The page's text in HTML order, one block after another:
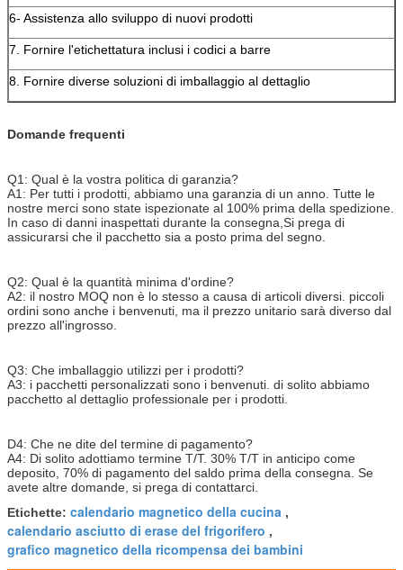
6- Assistenza allo sviluppo di nuovi prodotti
7. Fornire l'etichettatura inclusi i codici a barre
8. Fornire diverse soluzioni di imballaggio al dettaglio
Domande frequenti
Q1: Qual è la vostra politica di garanzia?
A1: Per tutti i prodotti, abbiamo una garanzia di un anno. Tutte le
nostre merci sono state ispezionate al 100% prima della spedizione.
In caso di danni inaspettati durante la consegna,Si prega di
assicurarsi che il pacchetto sia a posto prima del segno.
Q2: Qual è la quantità minima d'ordine?
A2: il nostro MOQ non è lo stesso a causa di articoli diversi. piccoli
ordini sono anche i benvenuti, ma il prezzo unitario sarà diverso dal
prezzo all'ingrosso.
Q3: Che imballaggio utilizzi per i prodotti?
A3: i pacchetti personalizzati sono i benvenuti. di solito abbiamo
pacchetto al dettaglio professionale per i prodotti.
D4: Che ne dite del termine di pagamento?
A4: Di solito adottiamo termine T/T. 30% T/T in anticipo come
deposito, 70% di pagamento del saldo prima della consegna. Se
avete altre domande, si prega di contattarci.
Etichette: calendario magnetico della cucina ,
calendario asciutto di erase del frigorifero ,
grafico magnetico della ricompensa dei bambini